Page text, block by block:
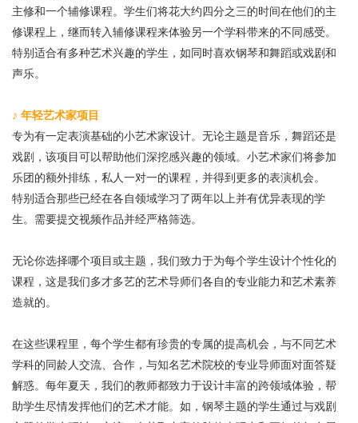
主修和一个辅修课程。学生们将花大约四分之三的时间在他们的主
修课程上，继而转入辅修课程来体验另一个学科带来的不同感受。
特别适合有多种艺术兴趣的学生，如同时喜欢钢琴和舞蹈或戏剧和
声乐。
♪ 年轻艺术家项目
专为有一定表演基础的小艺术家设计。无论主题是音乐，舞蹈还是
戏剧，该项目可以帮助他们深挖感兴趣的领域。小艺术家们将参加
乐团的额外排练，私人一对一的课程，并得到更多的表演机会。
特别适合那些已经在各自领域学习了两年以上并有优异表现的学
生。需要提交视频作品并经严格筛选。
无论你选择哪个项目或主题，我们致力于为每个学生设计个性化的
课程，这是我们多才多艺的艺术导师们各自的专业能力和艺术素养
造就的。
在这些课程里，每个学生都有珍贵的专属的提高机会， 与不同艺术
学科的同龄人交流、合作，与知名艺术院校的专业导师面对面答疑
解惑。 每年夏天，我们的教师都致力于设计丰富的跨领域体验，帮
助学生尽情发挥他们的艺术才能。如，钢琴主题的学生通过与戏剧